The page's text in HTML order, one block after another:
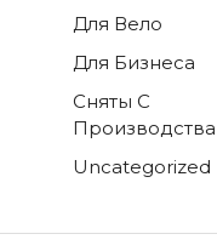
Для Вело
Для Бизнеса
Сняты С
Производства
Uncategorized